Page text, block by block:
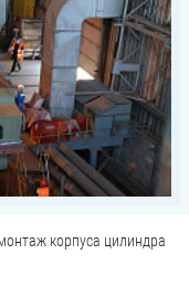
корпуса цилиндра